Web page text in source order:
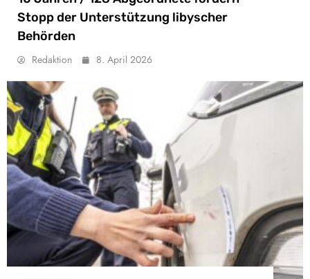
Stopp der Unterstützung libyscher
Behörden
Redaktion 8. April 2026